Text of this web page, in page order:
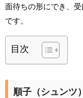
面待ちの形にでき、
です。
目次
順子（シュンツ